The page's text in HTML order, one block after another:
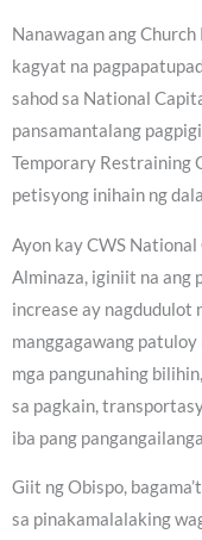
Nanawagan ang
kagyat na
sahod sa National
pansamantalang
Temporary Restraining
petisyong inihain ng
Ayon kay CWS
Alminaza, iginiit na ang
increase ay nagdudulot
manggagawang patuloy
mga pangunahing
sa pagkain,
iba pang
Giit ng Obispo,
sa pinakamalalaking